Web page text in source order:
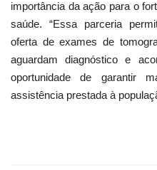
importância da ação para o
saúde. “Essa parceria
oferta de exames de
aguardam diagnóstico e
oportunidade de garantir
assistência prestada à